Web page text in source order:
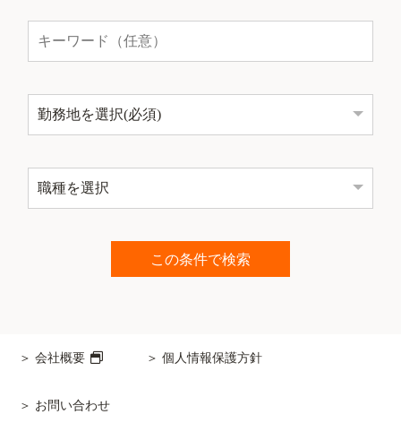
会社概要 個人情報保護方針
お問い合わせ